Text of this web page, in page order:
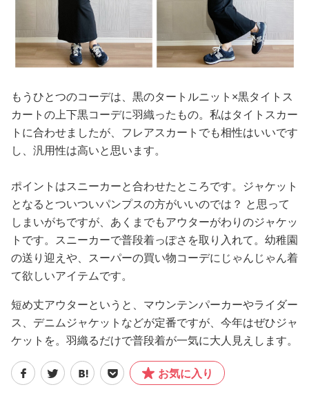
もうひとつのコーデは、黒のタートルニット×黒タイトス
カートの上下黒コーデに羽織ったもの。私はタイトスカー
トに合わせましたが、フレアスカートでも相性はいいです
し、汎用性は高いと思います。
ポイントはスニーカーと合わせたところです。ジャケット
となるとついついパンプスの方がいいのでは？ と思って
しまいがちですが、あくまでもアウターがわりのジャケッ
トです。スニーカーで普段着っぽさを取り入れて。幼稚園
の送り迎えや、スーパーの買い物コーデにじゃんじゃん着
て欲しいアイテムです。
短め丈アウターというと、マウンテンパーカーやライダー
ス、デニムジャケットなどが定番ですが、今年はぜひジャ
ケットを。羽織るだけで普段着が一気に大人見えします。
お気に入り